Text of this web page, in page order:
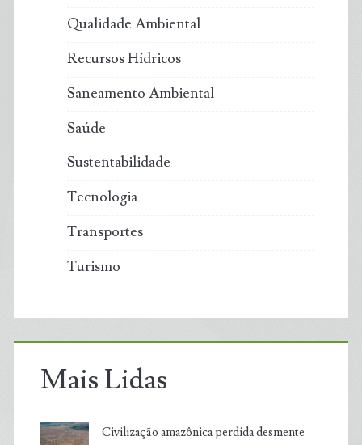
Qualidade Ambiental
Recursos Hídricos
Saneamento Ambiental
Saúde
Sustentabilidade
Tecnologia
Transportes
Turismo
Mais Lidas
Civilização amazônica perdida desmente